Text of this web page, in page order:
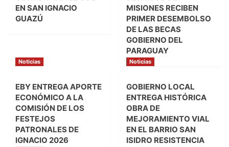
EN SAN IGNACIO
GUAZÚ
MISIONES RECIBEN
PRIMER DESEMBOLSO
DE LAS BECAS
GOBIERNO DEL
PARAGUAY
Noticias
EBY ENTREGA APORTE
ECONÓMICO A LA
COMISIÓN DE LOS
FESTEJOS
PATRONALES DE
IGNACIO 2026
Noticias
GOBIERNO LOCAL
ENTREGA HISTÓRICA
OBRA DE
MEJORAMIENTO VIAL
EN EL BARRIO SAN
ISIDRO RESISTENCIA